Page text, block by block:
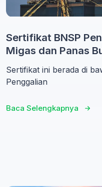
Sertifikat BNSP
Migas dan Panas
Sertifikat ini berada di
Penggalian
Baca Selengkapnya